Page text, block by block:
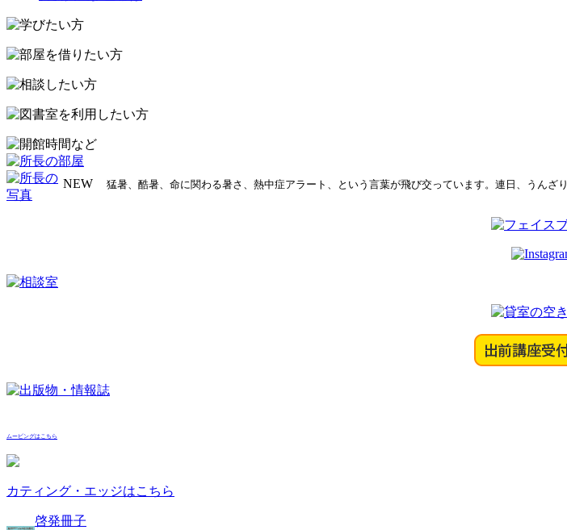
キ
ッ
プ
NEW 猛暑、酷暑、命に関わる暑さ、熱中症アラート、という言葉が飛び交っています。連日、うんざり
ムービングはこちら
カティング・エッジはこちら
啓発冊子